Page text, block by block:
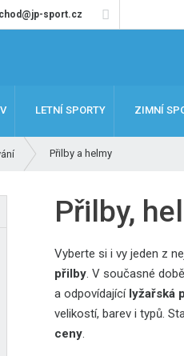
sport.cz
LETNÍ SPORTY ZIMNÍ
Přilby a helmy
Přilby,
Vyberte si i vy jeden z
přilby V současné
a odpovídající lyžařská
velikostí, barev i typů.
ceny